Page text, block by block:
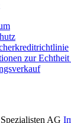
zur
AG